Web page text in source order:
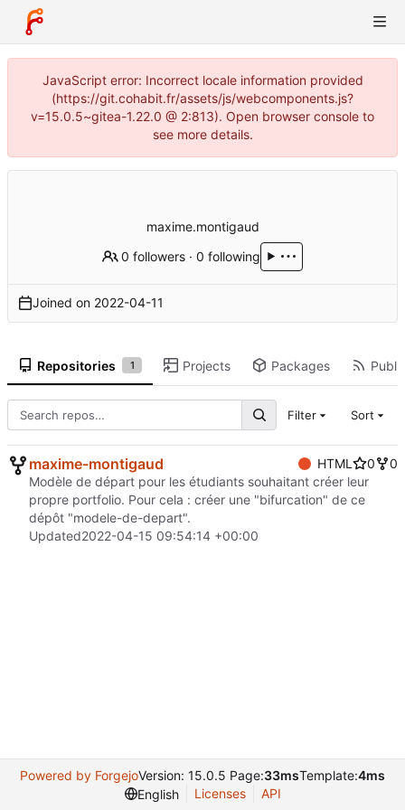
JavaScript error: Incorrect locale information provided
(https://git.cohabit.fr/assets/js/webcomponents.js?
v=15.0.5~gitea-1.22.0 @ 2:813). Open browser console to
see more details.
maxime.montigaud
0 followers ·0 following
Joined on 2022-04-11
Repositories 1 Projects Packages
Filter Sort
maxime-montigaud HTML 0
0
Modèle de départ pour les étudiants souhaitant créer leur
propre portfolio. Pour cela : créer une "bifurcation" de ce
dépôt "modele-de-depart".
Updated2022-04-15 09:54:14 +00:00
Powered by ForgejoVersion: 15.0.5 Page:33msTemplate:4ms
English
Licenses API